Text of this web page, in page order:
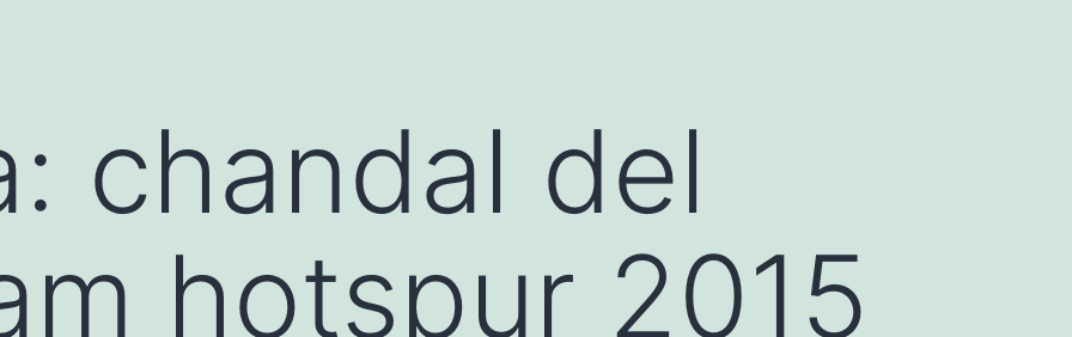
chandal del
hotspur 2015